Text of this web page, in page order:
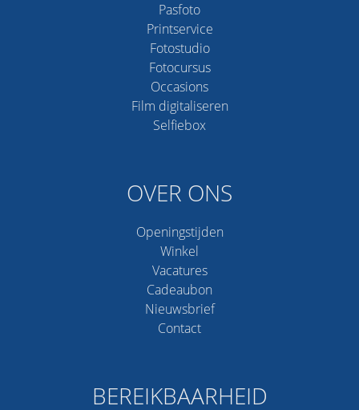
Pasfoto
Printservice
Fotostudio
Fotocursus
Occasions
Film digitaliseren
Selfiebox
OVER ONS
Openingstijden
Winkel
Vacatures
Cadeaubon
Nieuwsbrief
Contact
BEREIKBAARHEID